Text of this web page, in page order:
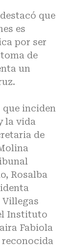
que
es
por ser
de
un
inciden
la vida
de
Rosalba
Villegas
Instituto
Fabiola